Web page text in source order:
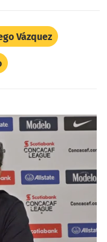
Vázquez